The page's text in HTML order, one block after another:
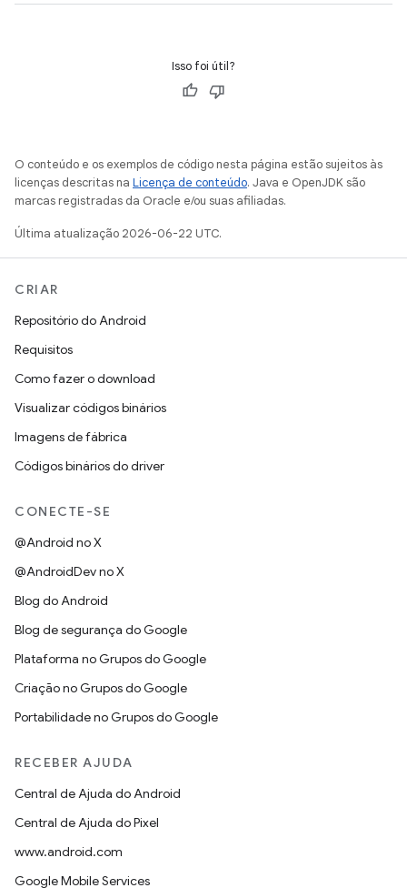
Isso foi útil?
O conteúdo e os exemplos de código nesta página estão sujeitos às
licenças descritas na Licença de conteúdo. Java e OpenJDK são
marcas registradas da Oracle e/ou suas afiliadas.
Última atualização 2026-06-22 UTC.
CRIAR
Repositório do Android
Requisitos
Como fazer o download
Visualizar códigos binários
Imagens de fábrica
Códigos binários do driver
CONECTE-SE
@Android no X
@AndroidDev no X
Blog do Android
Blog de segurança do Google
Plataforma no Grupos do Google
Criação no Grupos do Google
Portabilidade no Grupos do Google
RECEBER AJUDA
Central de Ajuda do Android
Central de Ajuda do Pixel
www.android.com
Google Mobile Services